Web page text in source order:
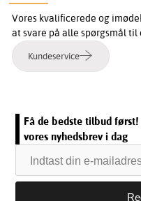
Vores kvalificerede og
at svare på alle spørgsmål til
Kundeservice
Få de bedste tilbud
vores nyhedsbrev i dag